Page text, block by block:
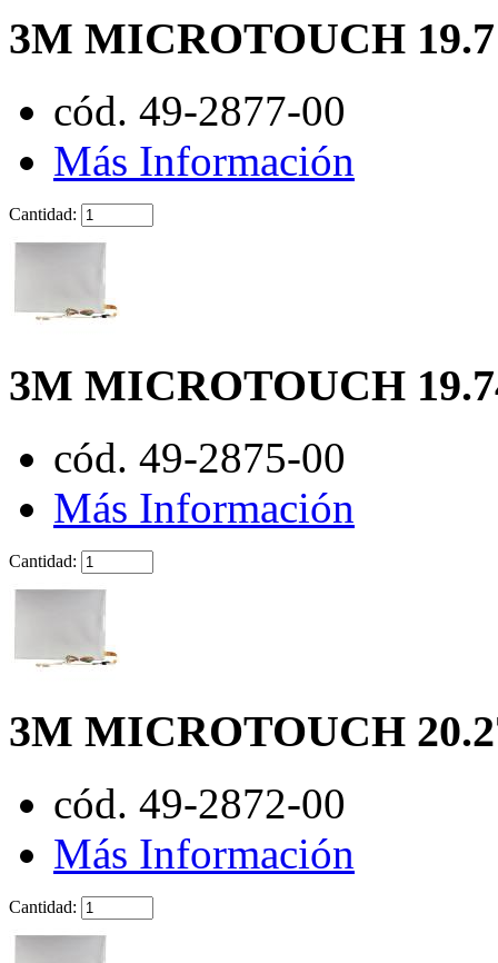
3M MICROTOUCH
cód. 49-2877-00
Más Información
Cantidad:
3M MICROTOUCH
cód. 49-2875-00
Más Información
Cantidad:
3M MICROTOUCH
cód. 49-2872-00
Más Información
Cantidad: